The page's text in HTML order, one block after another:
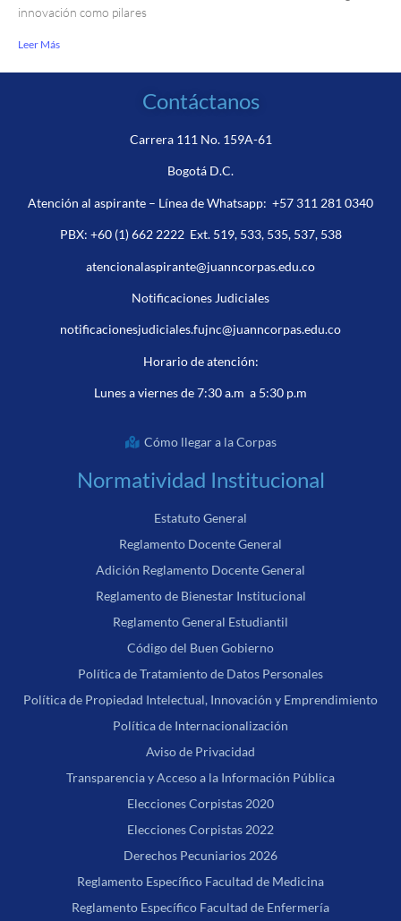
innovación como pilares
Leer Más
Contáctanos
Carrera 111 No. 159A-61
Bogotá D.C.
Atención al aspirante – Línea de Whatsapp: +57 311 281 0340
PBX: +60 (1) 662 2222Ext. 519, 533, 535, 537, 538
atencionalaspirante@juanncorpas.edu.co
Notificaciones Judiciales
notificacionesjudiciales.fujnc@juanncorpas.edu.co
Horario de atención:
Lunes a viernes de 7:30 a.m a 5:30 p.m
Cómo llegar a la Corpas
Normatividad Institucional
Estatuto General
Reglamento Docente General
Adición Reglamento Docente General
Reglamento de Bienestar Institucional
Reglamento General Estudiantil
Código del Buen Gobierno
Política de Tratamiento de Datos Personales
Política de Propiedad Intelectual, Innovación y Emprendimiento
Política de Internacionalización
Aviso de Privacidad
Transparencia y Acceso a la Información Pública
Elecciones Corpistas 2020
Elecciones Corpistas 2022
Derechos Pecuniarios 2026
Reglamento Específico Facultad de Medicina
Reglamento Específico Facultad de Enfermería